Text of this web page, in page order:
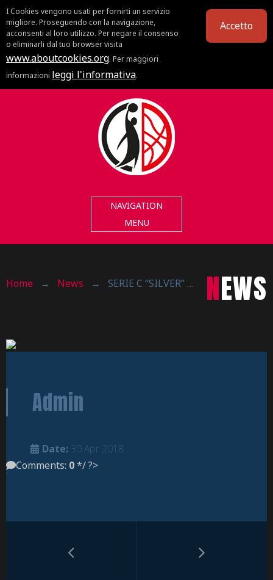
I Cookies vengono usati per fornirti un servizio
migliore. Proseguendo con la navigazione,
acconsenti al loro utilizzo. Per negare il consenso
o eliminarli dal tuo browser visita
www.aboutcookies.org. Per maggiori
informazioni leggi l'informativa.
Accetto
NAVIGATION
MENU
Home → News → SERIE C “SILVER” : SCONFITTA ININFLUENTE A MILANO, SETTIMO POSTO E ORA PLAYOFF ! NEWS
Admin
Date: 30 Apr 2018
Comments: 0*/ ?>